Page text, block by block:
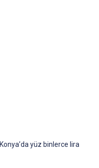
Konya’da yüz binlerce lira